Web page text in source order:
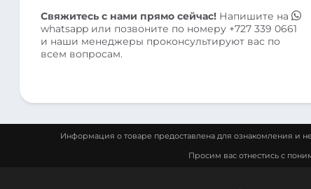
Свяжитесь с нами прямо сейчас! Напишите на
whatsapp или позвоните по номеру +727 339 0661
и наши менеджеры проконсультируют вас по
всем вопросам.
Информация о товаре предоставлена для ознакомления и
Просим вас отнестись с